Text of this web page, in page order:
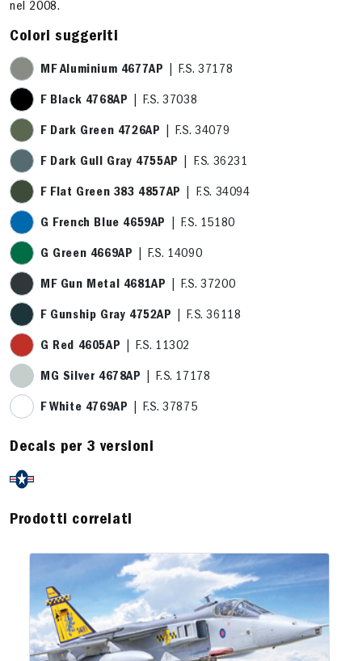
nel 2008.
Colori suggeriti
MF Aluminium 4677AP | F.S. 37178
F Black 4768AP | F.S. 37038
F Dark Green 4726AP | F.S. 34079
F Dark Gull Gray 4755AP | F.S. 36231
F Flat Green 383 4857AP | F.S. 34094
G French Blue 4659AP | F.S. 15180
G Green 4669AP | F.S. 14090
MF Gun Metal 4681AP | F.S. 37200
F Gunship Gray 4752AP | F.S. 36118
G Red 4605AP | F.S. 11302
MG Silver 4678AP | F.S. 17178
F White 4769AP | F.S. 37875
Decals per 3 versioni
Prodotti correlati